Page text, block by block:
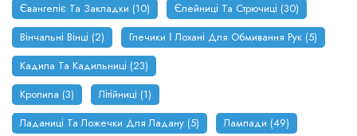
Євангеліє Та Закладки (10)
Єлейниці Та Стрючиці (30)
Вінчальні Вінці (2)
Глечики І Лохані Для Обмивання Рук (5)
Кадила Та Кадильниці (23)
Кропила (3)
Літійниці (1)
Ладаниці Та Ложечки Для Ладану (5)
Лампади (49)